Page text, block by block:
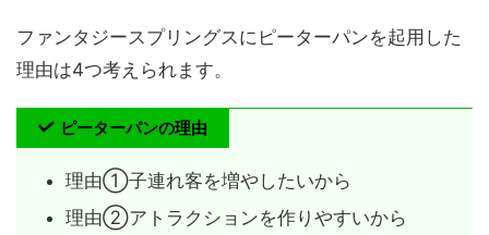
ファンタジースプリングスにピーターパンを起用した
理由は4つ考えられます。
ピーターパンの理由
理由①子連れ客を増やしたいから
理由②アトラクションを作りやすいから